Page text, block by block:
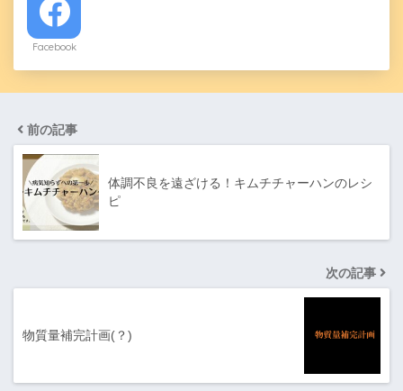
Facebook
前の記事
体調不良を遠ざける！キムチチャーハンのレシ
ピ
次の記事
物質量補完計画(？)